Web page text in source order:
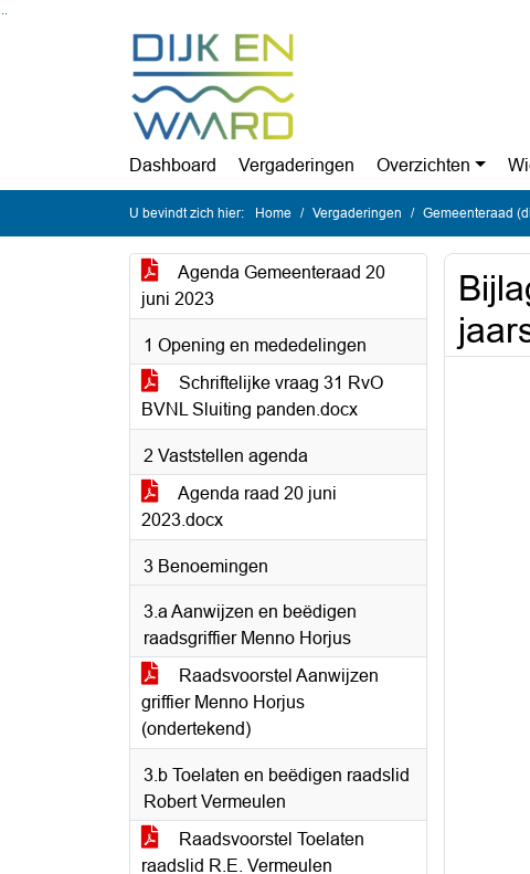
Dashboard Vergaderingen Overzichten
U bevindt zich hier: Home Vergaderingen Gemeenteraad
Agenda Gemeenteraad 20
juni 2023
1 Opening en mededelingen
Schriftelijke vraag 31 RvO
BVNL Sluiting panden.docx
2 Vaststellen agenda
Agenda raad 20 juni
2023.docx
3 Benoemingen
3.a Aanwijzen en beëdigen
raadsgriffier Menno Horjus
Raadsvoorstel Aanwijzen
griffier Menno Horjus
(ondertekend)
3.b Toelaten en beëdigen raadslid
Robert Vermeulen
Raadsvoorstel Toelaten
raadslid R.E. Vermeulen